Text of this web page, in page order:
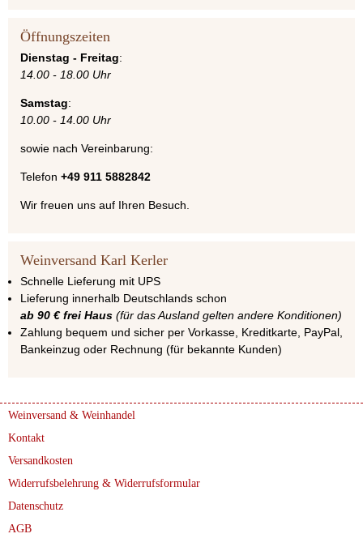
Öffnungszeiten
Dienstag - Freitag:
14.00 - 18.00 Uhr
Samstag:
10.00 - 14.00 Uhr
sowie nach Vereinbarung:
Telefon +49 911 5882842
Wir freuen uns auf Ihren Besuch.
Weinversand Karl Kerler
Schnelle Lieferung mit UPS
Lieferung innerhalb Deutschlands schon
ab 90 € frei Haus (für das Ausland gelten andere Konditionen)
Zahlung bequem und sicher per Vorkasse, Kreditkarte, PayPal,
Bankeinzug oder Rechnung (für bekannte Kunden)
Weinversand & Weinhandel
Kontakt
Versandkosten
Widerrufsbelehrung & Widerrufsformular
Datenschutz
AGB